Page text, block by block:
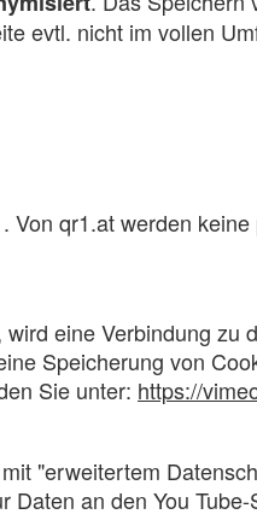
evtl. nicht im vollen
qr1.at werden
eine Verbindung zu
Speicherung von
Sie unter: https://
"erweitertem
an den You